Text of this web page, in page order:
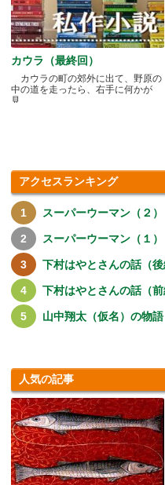
カウラ（最終回）
カウラの町の郊外に出て、野原の
中の道を走ったら、右手に何かが
見.....
アクセスランキング
スーパーウーマン（２）
スーパーウーマン（１）
下村はやとさんの話（後
下村はやとさんの話（前
山中翔太（仮名）の物語
人気の記事